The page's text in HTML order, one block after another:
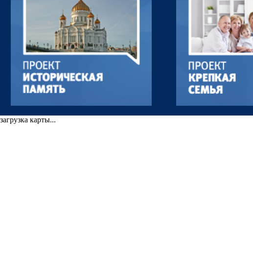
загрузка карты...